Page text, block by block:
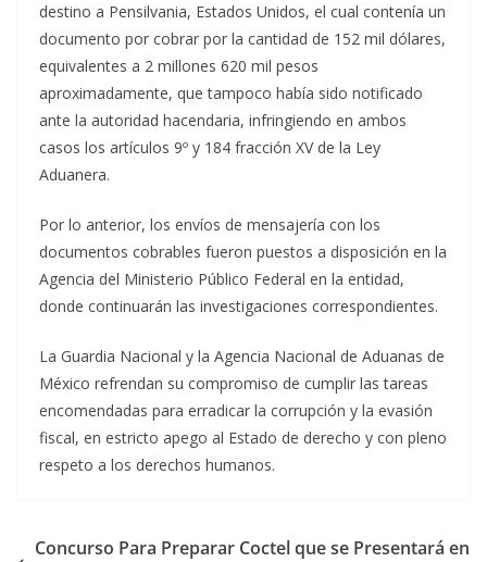
destino a Pensilvania, Estados Unidos, el cual contenía un
documento por cobrar por la cantidad de 152 mil dólares,
equivalentes a 2 millones 620 mil pesos
aproximadamente, que tampoco había sido notificado
ante la autoridad hacendaria, infringiendo en ambos
casos los artículos 9º y 184 fracción XV de la Ley
Aduanera.
Por lo anterior, los envíos de mensajería con los
documentos cobrables fueron puestos a disposición en la
Agencia del Ministerio Público Federal en la entidad,
donde continuarán las investigaciones correspondientes.
La Guardia Nacional y la Agencia Nacional de Aduanas de
México refrendan su compromiso de cumplir las tareas
encomendadas para erradicar la corrupción y la evasión
fiscal, en estricto apego al Estado de derecho y con pleno
respeto a los derechos humanos.
Concurso Para Preparar Coctel que se Presentará en